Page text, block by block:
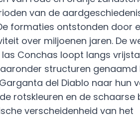
van de
formaties ontstonden door
over miljoenen jaren. De
Conchas loopt langs
structuren genaamd
del Diablo naar hun
rotskleuren en de schaarse
verscheidenheid van het